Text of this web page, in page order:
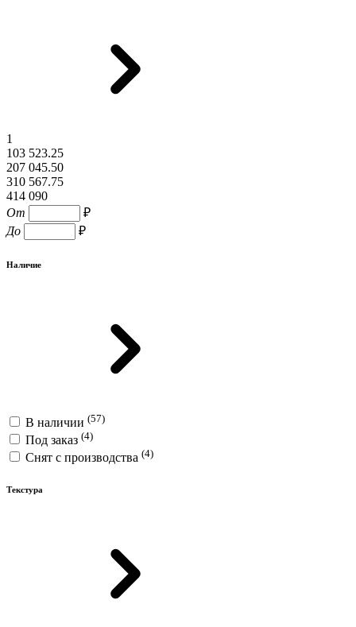
1
103 523.25
207 045.50
310 567.75
414 090
От
₽
До
₽
Наличие
В наличии (57)
Под заказ (4)
Снят с производства (4)
Текстура